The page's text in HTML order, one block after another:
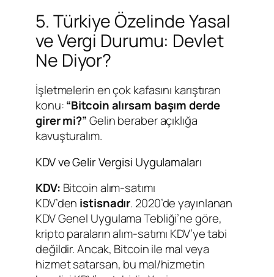
5. Türkiye Özelinde Yasal
ve Vergi Durumu: Devlet
Ne Diyor?
İşletmelerin en çok kafasını karıştıran
konu:“Bitcoin alırsam başım derde
girer mi?”Gelin beraber açıklığa
kavuşturalım.
KDV ve Gelir Vergisi Uygulamaları
KDV: Bitcoin alım-satımı
KDV’den istisnadır. 2020’de yayınlanan
KDV Genel Uygulama Tebliği’ne göre,
kripto paraların alım-satımı KDV’ye tabi
değildir. Ancak, Bitcoin ile mal veya
hizmet satarsan, bu mal/hizmetin